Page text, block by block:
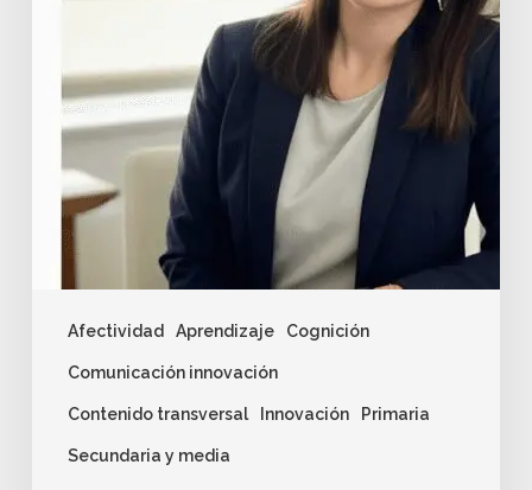
Afectividad Aprendizaje Cognición
Comunicación innovación
Contenido transversal Innovación Primaria
Secundaria y media